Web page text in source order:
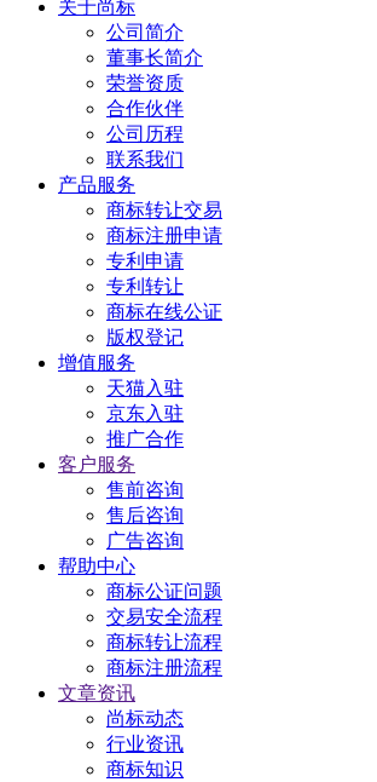
关于尚标
公司简介
董事长简介
荣誉资质
合作伙伴
公司历程
联系我们
产品服务
商标转让交易
商标注册申请
专利申请
专利转让
商标在线公证
版权登记
增值服务
天猫入驻
京东入驻
推广合作
客户服务
售前咨询
售后咨询
广告咨询
帮助中心
商标公证问题
交易安全流程
商标转让流程
商标注册流程
文章资讯
尚标动态
行业资讯
商标知识